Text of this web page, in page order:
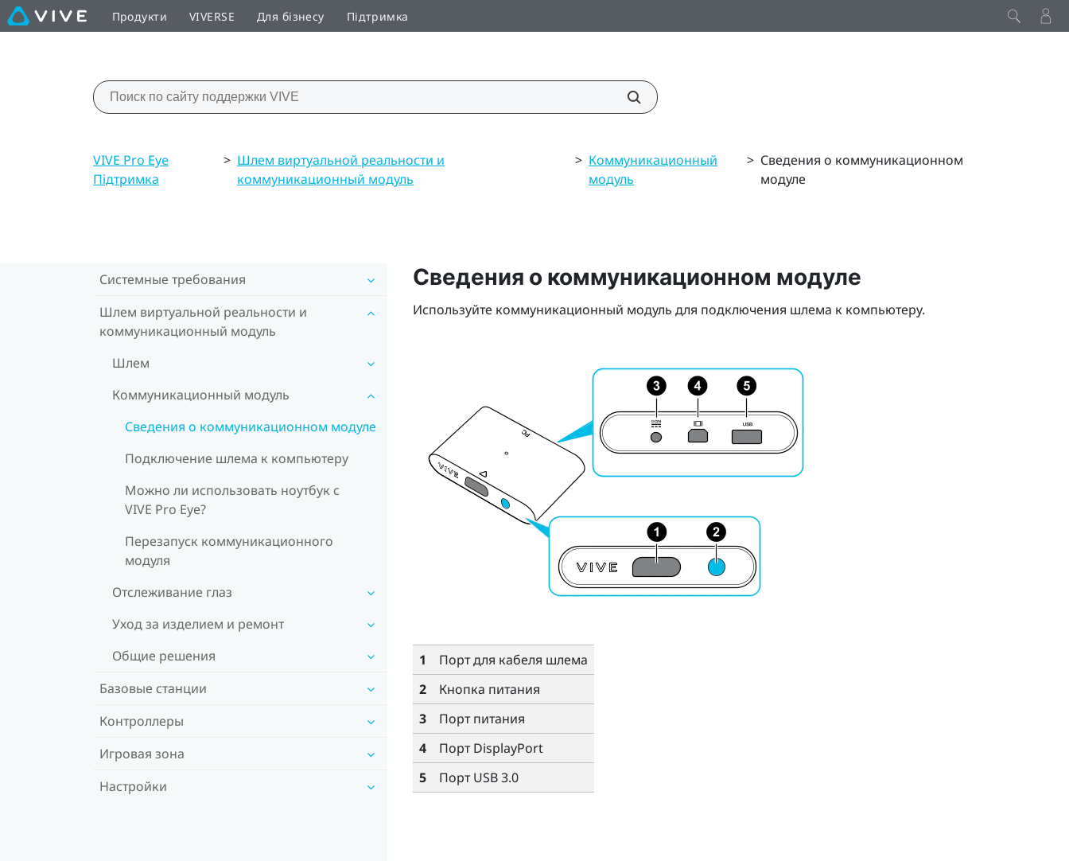
Продукти VIVERSE Для бізнесу Підтримка
VIVE Pro Eye
Підтримка
> Шлем виртуальной реальности и
коммуникационный модуль
> Коммуникационный
модуль
> Сведения о коммуникационном
модуле
Системные требования
Шлем виртуальной реальности и
коммуникационный модуль
Шлем
Коммуникационный модуль
Сведения о коммуникационном модуле
Подключение шлема к компьютеру
Можно ли использовать ноутбук с
VIVE Pro Eye?
Перезапуск коммуникационного
модуля
Отслеживание глаз
Уход за изделием и ремонт
Общие решения
Базовые станции
Контроллеры
Игровая зона
Настройки
Сведения о коммуникационном модуле
Используйте коммуникационный модуль для подключения шлема к компьютеру.
1
Порт для кабеля шлема
2
Кнопка питания
3
Порт питания
4
ПортDisplayPort
5
Порт USB 3.0